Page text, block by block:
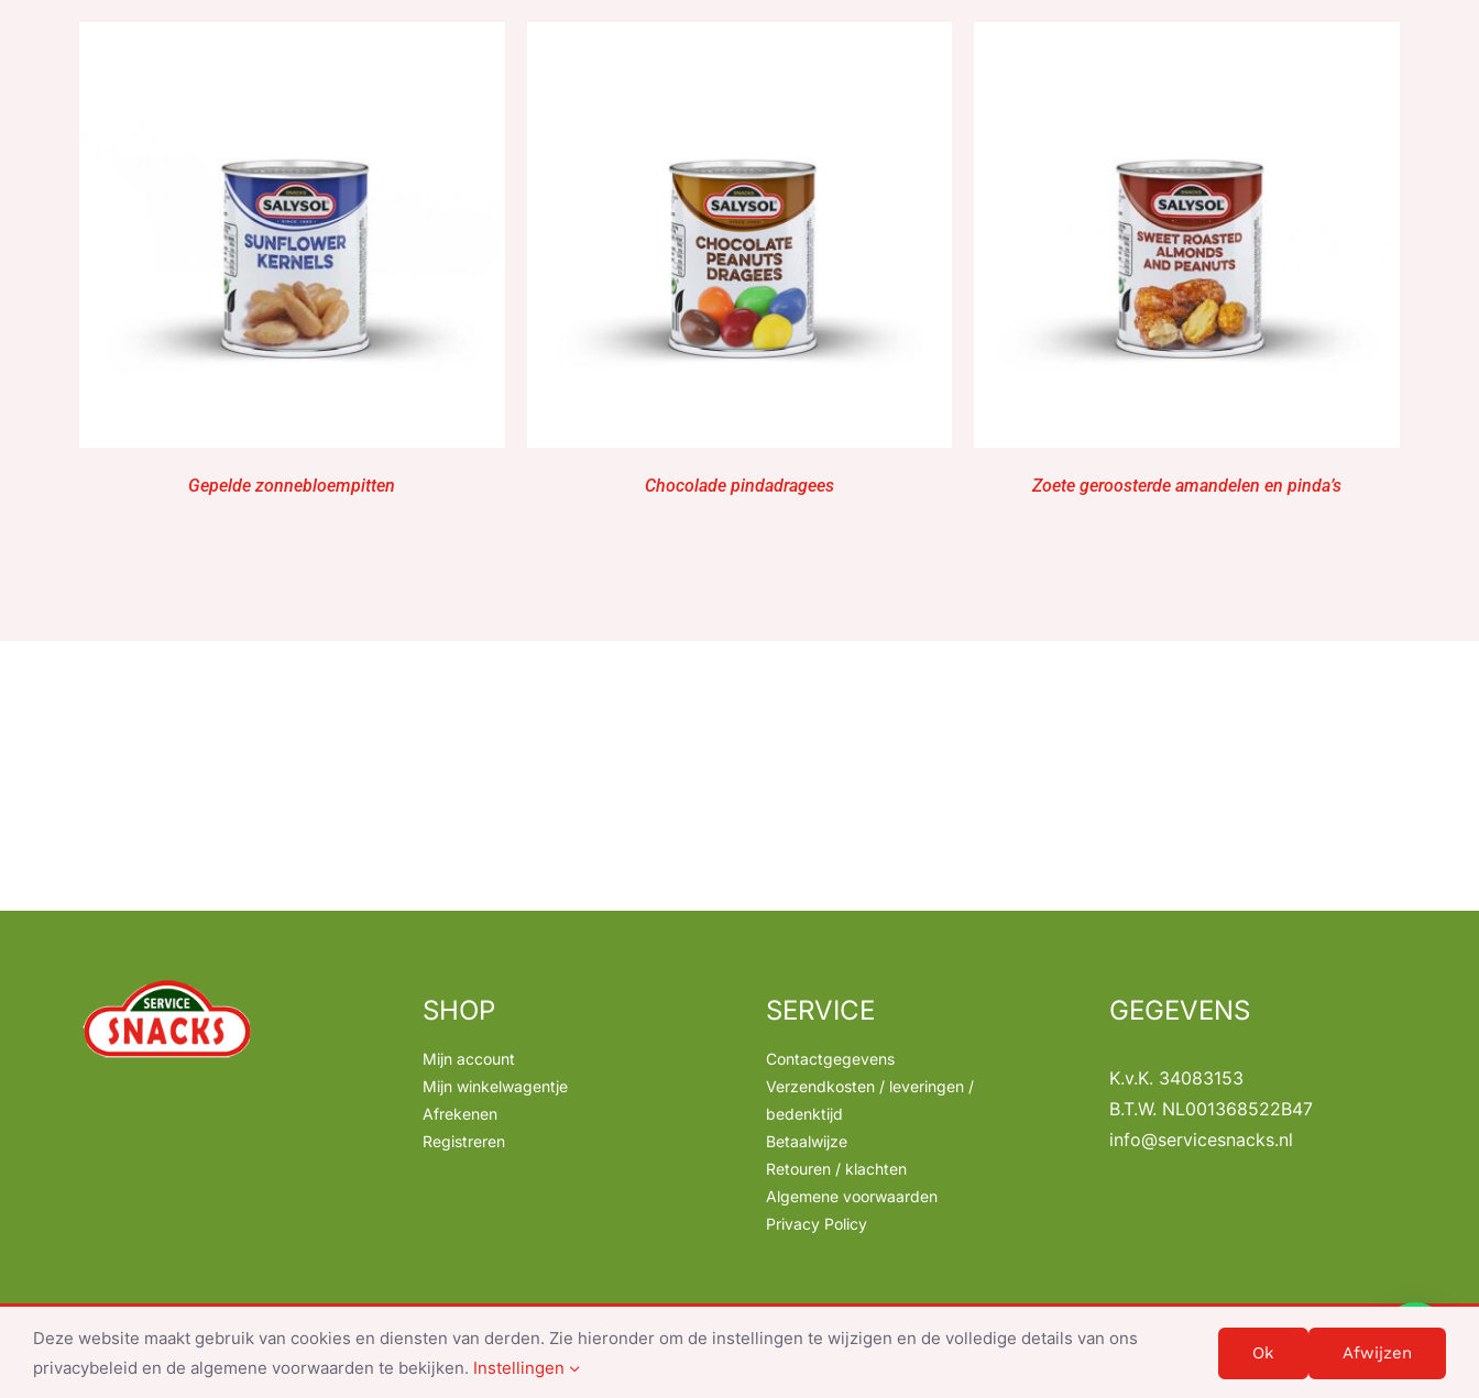
Gepelde zonnebloempitten Chocolade pindadragees Zoete geroosterde amandelen en pinda’s
SHOP
Mijn account
Mijn winkelwagentje
Afrekenen
Registreren
SERVICE
Contactgegevens
Verzendkosten / leveringen /
bedenktijd
Betaalwijze
Retouren / klachten
Algemene voorwaarden
Privacy Policy
GEGEVENS
K.v.K. 34083153
B.T.W. NL001368522B47
info@servicesnacks.nl
© Copyright 2024- document.write(new Date().getFullYear()); | Service Snacks | All Rights Reserved | Webdesign byGet-Web.nl
Deze website maakt gebruik van cookies en diensten van derden. Zie hieronder om de instellingen te wijzigen en de volledige details van ons
privacybeleid en de algemene voorwaarden te bekijken. Instellingen
Ok Afwijzen